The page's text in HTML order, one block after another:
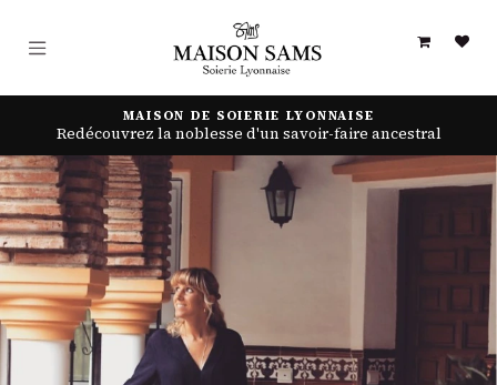
MAISON DE SOIERIE LYONNAISE
Redécouvrez la noblesse d'un savoir-faire ancestral